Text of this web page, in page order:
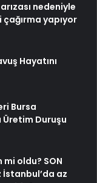
nedeniyle
yapıyor
Hayatını
Bursa
Üretim Duruşu
oldu? SON
İstanbul’da az